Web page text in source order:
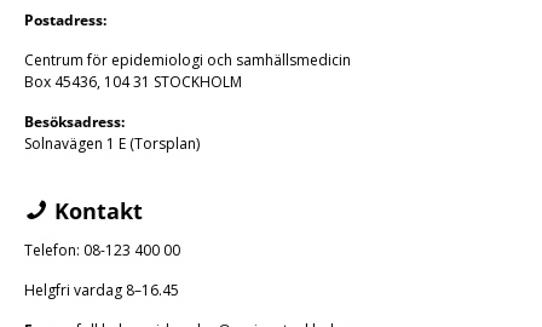
Postadress:
Centrum för epidemiologi och samhällsmedicin
Box 45436, 104 31 STOCKHOLM
Besöksadress:
Solnavägen 1 E (Torsplan)
Kontakt
Telefon: 08-123 400 00
Helgfri vardag 8–16.45